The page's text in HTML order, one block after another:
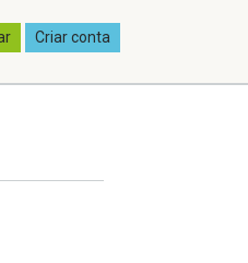
Criar conta